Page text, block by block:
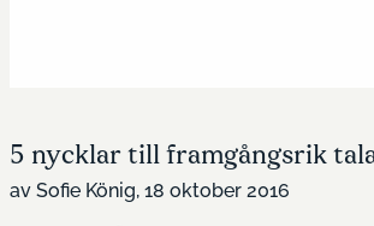
5 nycklar till framgångsrik
av Sofie König, 18 oktober 2016